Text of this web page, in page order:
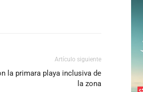
Artículo siguiente
la primara playa inclusiva de
la zona